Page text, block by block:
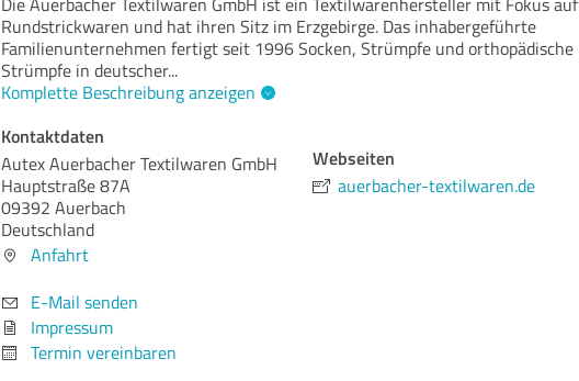
Rundstrickwaren und hat ihren Sitz im Erzgebirge. Das inhabergeführte
Familienunternehmen fertigt seit 1996 Socken, Strümpfe und orthopädische
Strümpfe in deutscher...
Komplette Beschreibung anzeigen
Kontaktdaten
Autex Auerbacher Textilwaren GmbH
Hauptstraße 87A
09392 Auerbach
Deutschland
Anfahrt
E-Mail senden
Impressum
Termin vereinbaren
Webseiten
auerbacher-textilwaren.de